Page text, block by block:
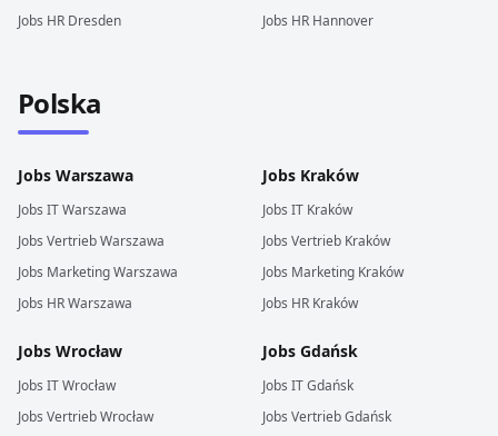
Jobs HR Dresden
Jobs HR Hannover
Polska
Jobs Warszawa
Jobs ITWarszawa
Jobs VertriebWarszawa
Jobs MarketingWarszawa
Jobs HRWarszawa
Jobs Kraków
Jobs IT Kraków
Jobs Vertrieb Kraków
Jobs Marketing Kraków
Jobs HR Kraków
Jobs Wrocław
Jobs ITWrocław
Jobs VertriebWrocław
Jobs Gdańsk
Jobs ITGdańsk
Jobs VertriebGdańsk